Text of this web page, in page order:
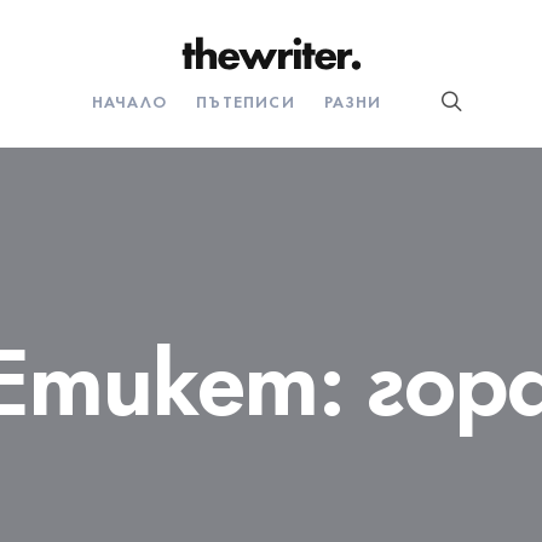
НАЧАЛО ПЪТЕПИСИ РАЗНИ